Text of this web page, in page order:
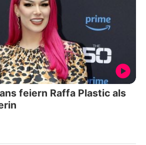
feiern Raffa Plastic als